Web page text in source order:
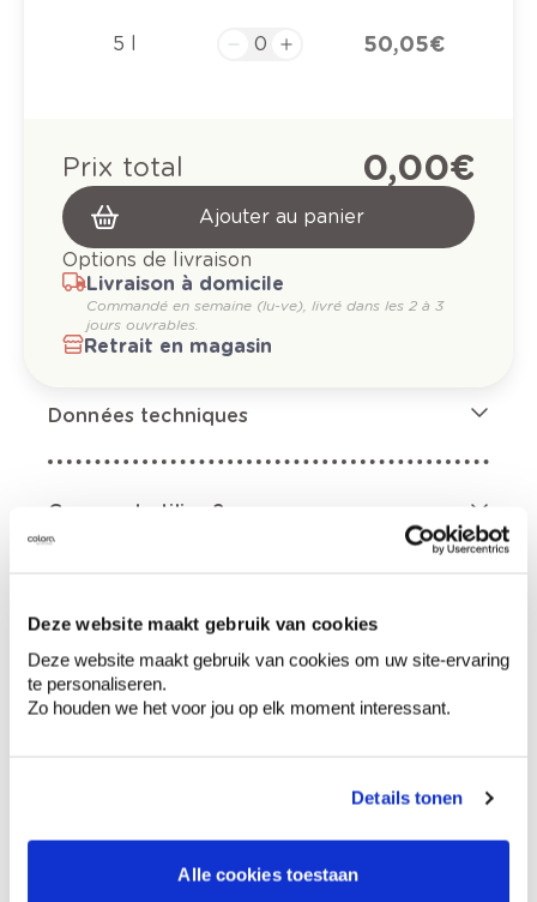
Deze website maakt gebruik van cookies
Deze website maakt gebruik van cookies om uw site-ervaring
te personaliseren.
Zo houden we het voor jou op elk moment interessant.
Details tonen
Alle cookies toestaan
5 l 50,05 €
Prix total 0,00 €
Ajouter au panier
Options de livraison
Livraison à domicile
Commandé en semaine (lu-ve), livré dans les 2 à 3
jours ouvrables.
Retrait en magasin
Données techniques
Comment utiliser?
Mentions de danger
didécyldiméthylammonium. Provoque une
irritation cutanée., Provoque de graves lésions